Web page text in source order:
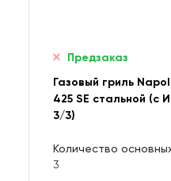
Предзаказ
Газовый гриль
425 SE стальной (с
3/3)
Количество
3